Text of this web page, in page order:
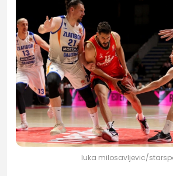
luka milosavljevic/